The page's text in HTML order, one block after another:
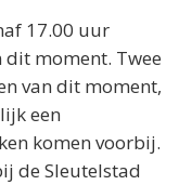
17.00 uur
moment. Twee
van dit moment,
een
komen voorbij.
de Sleutelstad